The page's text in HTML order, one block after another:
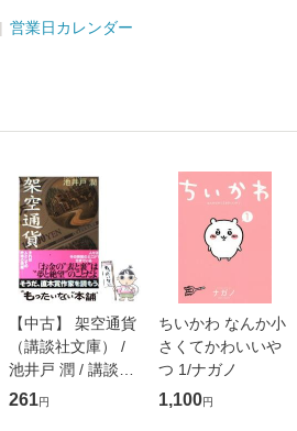
営業日カレンダー
【中古】 架空通貨
（講談社文庫） /
池井戸 潤 / 講談社
[文庫]【メール便送
261円
ちいかわ なんか小
さくてかわいいや
つ 1/ナガノ
1,100円